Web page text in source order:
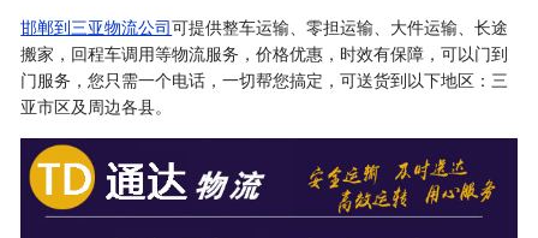
邯郸到三亚物流公司可提供整车运输、零担运输、大件运输、长途
搬家，回程车调用等物流服务，价格优惠，时效有保障，可以门到
门服务，您只需一个电话，一切帮您搞定，可送货到以下地区：三
亚市区及周边各县。